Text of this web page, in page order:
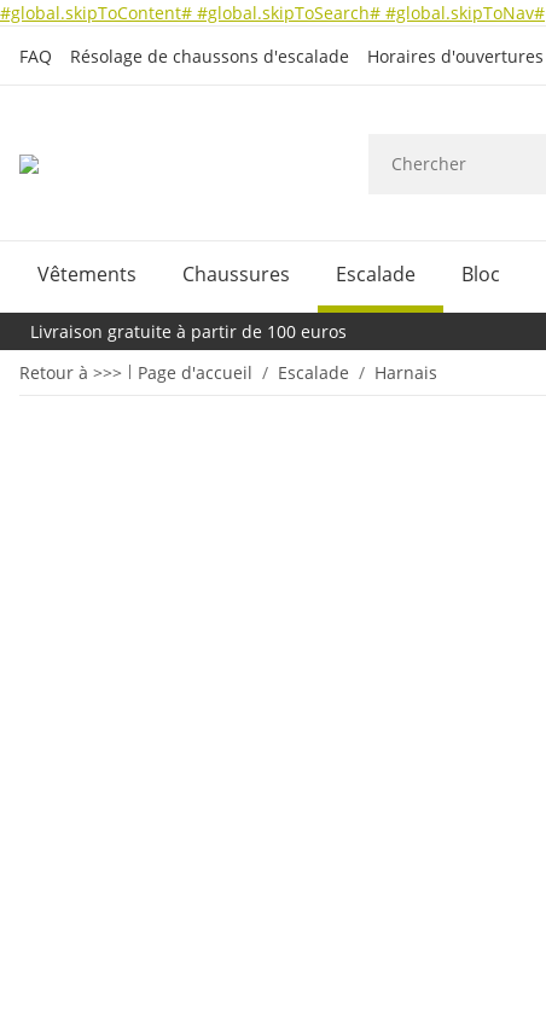
#global.skipToContent# #global.skipToSearch# #global.skipToNav#
FAQ
Résolage de chaussons d'escalade Horaires d'ouvertures
Vêtements Chaussures Escalade Bloc
Livraison gratuite à partir de 100 euros
Retour à >>>
Page d'accueil Escalade Harnais